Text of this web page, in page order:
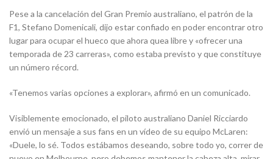
Pese a la cancelación del Gran Premio australiano, el patrón de la
F1, Stefano Domenicali, dijo estar confiado en poder encontrar otro
lugar para ocupar el hueco que ahora quea libre y «ofrecer una
temporada de 23 carreras», como estaba previsto y que constituye
un número récord.
«Tenemos varias opciones a explorar», afirmó en un comunicado.
Visiblemente emocionado, el piloto australiano Daniel Ricciardo
envió un mensaje a sus fans en un vídeo de su equipo McLaren:
«Duele, lo sé. Todos estábamos deseando, sobre todo yo, correr de